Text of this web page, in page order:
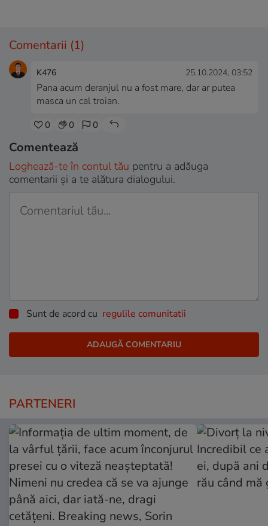
Comentarii (1)
K476 25.10.2024, 03:52
Pana acum deranjul nu a fost mare, dar ar putea
masca un cal troian.
0 0 0
Comentează
Loghează-te în contul tău pentru a adăuga
comentarii și a te alătura dialogului.
Sunt de acord cu regulile comunitatii
PARTENERI